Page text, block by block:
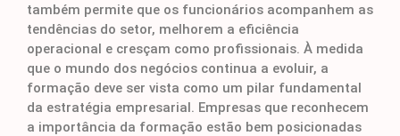
também permite que os funcionários acompanhem as
tendências do setor, melhorem a eficiência
operacional e cresçam como profissionais. À medida
que o mundo dos negócios continua a evoluir, a
formação deve ser vista como um pilar fundamental
da estratégia empresarial. Empresas que reconhecem
a importância da formação estão bem posicionadas